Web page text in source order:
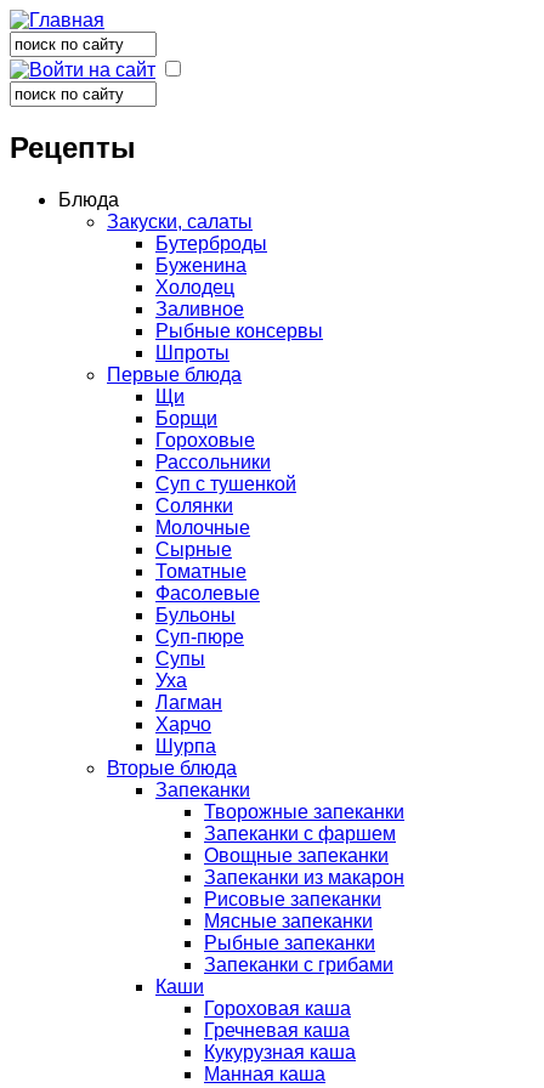
Форма поиска
Поиск
Поиск
Рецепты
Блюда
Закуски, салаты
Бутерброды
Буженина
Холодец
Заливное
Рыбные консервы
Шпроты
Первые блюда
Щи
Борщи
Гороховые
Рассольники
Суп с тушенкой
Солянки
Молочные
Сырные
Томатные
Фасолевые
Бульоны
Суп-пюре
Супы
Уха
Лагман
Харчо
Шурпа
Вторые блюда
Запеканки
Творожные запеканки
Запеканки с фаршем
Овощные запеканки
Запеканки из макарон
Рисовые запеканки
Мясные запеканки
Рыбные запеканки
Запеканки с грибами
Каши
Гороховая каша
Гречневая каша
Кукурузная каша
Манная каша